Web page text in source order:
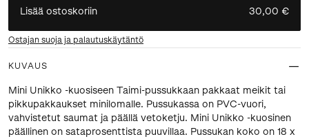
Lisää ostoskoriin 30,00 €
Ostajan suoja ja palautuskäytäntö
KUVAUS
Mini Unikko -kuosiseen Taimi-pussukkaan pakkaat meikit tai
pikkupakkaukset minilomalle. Pussukassa on PVC-vuori,
vahvistetut saumat ja päällä vetoketju. Mini Unikko -kuosinen
päällinen on sataprosenttista puuvillaa. Pussukan koko on 18 x